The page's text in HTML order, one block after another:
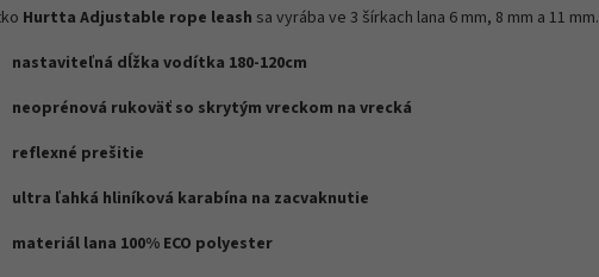
Hurtta Adjustable rope leash sa vyrába ve 3 šírkach lana 6 mm, 8 mm a 11 mm.
nastaviteľná dĺžka vodítka 180-120cm
neoprénová rukoväť so skrytým vreckom na vrecká
reflexné prešitie
ultra ľahká hliníková karabína na zacvaknutie
materiál lana 100% ECO polyester